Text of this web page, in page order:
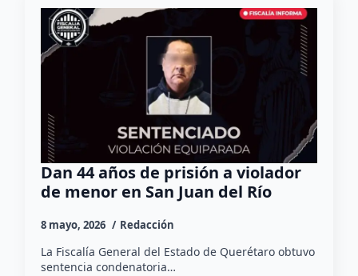
Dan 44 años de prisión a violador
de menor en San Juan del Río
8 mayo, 2026 Redacción
La Fiscalía General del Estado de Querétaro obtuvo
sentencia condenatoria…